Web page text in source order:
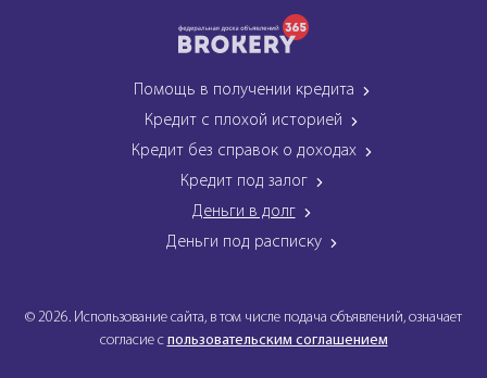
Помощь в получении кредита
Кредит с плохой историей
Кредит без справок о доходах
Кредит под залог
Деньги в долг
Деньги под расписку
© 2026. Использование сайта, в том числе подача объявлений, означает
согласие с пользовательским соглашением